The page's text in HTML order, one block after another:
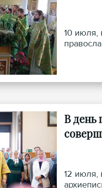
10 июля,
В день
12 июля,